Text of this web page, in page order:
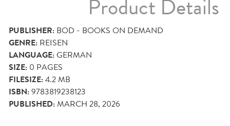
Product Details
PUBLISHER: BOD - BOOKS ON DEMAND
GENRE: REISEN
LANGUAGE:GERMAN
SIZE: 0 PAGES
FILESIZE:4.2 MB
ISBN:9783819238123
PUBLISHED:MARCH 28, 2026